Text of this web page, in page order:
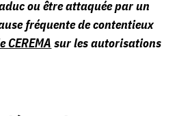
ou être attaquée par un
fréquente de contentieux
CEREMA sur les autorisations